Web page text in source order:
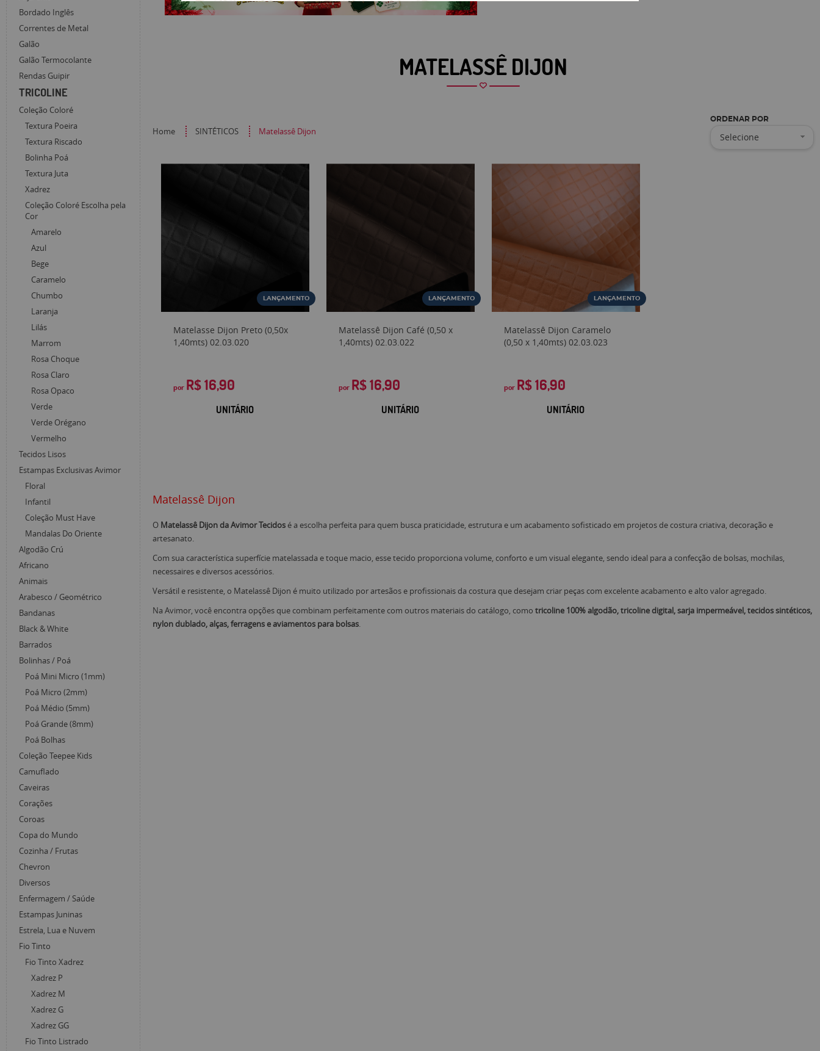
Bordado Inglês
Correntes de Metal
Galão
Galão Termocolante
Rendas Guipir
TRICOLINE
Coleção Coloré
Textura Poeira
Textura Riscado
Bolinha Poá
Textura Juta
Xadrez
Coleção Coloré Escolha pela
Cor
Amarelo
Azul
Bege
Caramelo
Chumbo
Laranja
Lilás
Marrom
Rosa Choque
Rosa Claro
Rosa Opaco
Verde
Verde Orégano
Vermelho
Tecidos Lisos
Estampas Exclusivas Avimor
Floral
Infantil
Coleção Must Have
Mandalas Do Oriente
Algodão Crú
Africano
Animais
Arabesco / Geométrico
Bandanas
Black & White
Barrados
Bolinhas / Poá
Poá Mini Micro (1mm)
Poá Micro (2mm)
Poá Médio (5mm)
Poá Grande (8mm)
Poá Bolhas
Coleção Teepee Kids
Camuflado
Caveiras
Corações
Coroas
Copa do Mundo
Cozinha / Frutas
Chevron
Diversos
Enfermagem / Saúde
Estampas Juninas
Estrela, Lua e Nuvem
Fio Tinto
Fio Tinto Xadrez
Xadrez P
Xadrez M
Xadrez G
Xadrez GG
Fio Tinto Listrado
MATELASSÊ DIJON
Home SINTÉTICOS Matelassê Dijon
ORDENAR POR
Selecione
LANÇAMENTO
Matelasse Dijon Preto (0,50x
1,40mts) 02.03.020
por R$ 16,90
UNITÁRIO
LANÇAMENTO
Matelassê Dijon Café (0,50 x
1,40mts) 02.03.022
por R$ 16,90
UNITÁRIO
LANÇAMENTO
Matelassê Dijon Caramelo
(0,50 x 1,40mts) 02.03.023
por R$ 16,90
UNITÁRIO
Matelassê Dijon
O Matelassê Dijon da Avimor Tecidos é a escolha perfeita para quem busca praticidade, estrutura e um acabamento sofisticado em projetos de costura criativa, decoração e
artesanato.
Com sua característica superfície matelassada e toque macio, esse tecido proporciona volume, conforto e um visual elegante, sendo ideal para a confecção de bolsas, mochilas,
necessaires e diversos acessórios.
Versátil e resistente, o Matelassê Dijon é muito utilizado por artesãos e profissionais da costura que desejam criar peças com excelente acabamento e alto valor agregado.
Na Avimor, você encontra opções que combinam perfeitamente com outros materiais do catálogo, como tricoline 100% algodão, tricoline digital, sarja impermeável, tecidos sintéticos,
nylon dublado, alças, ferragens e aviamentos para bolsas.